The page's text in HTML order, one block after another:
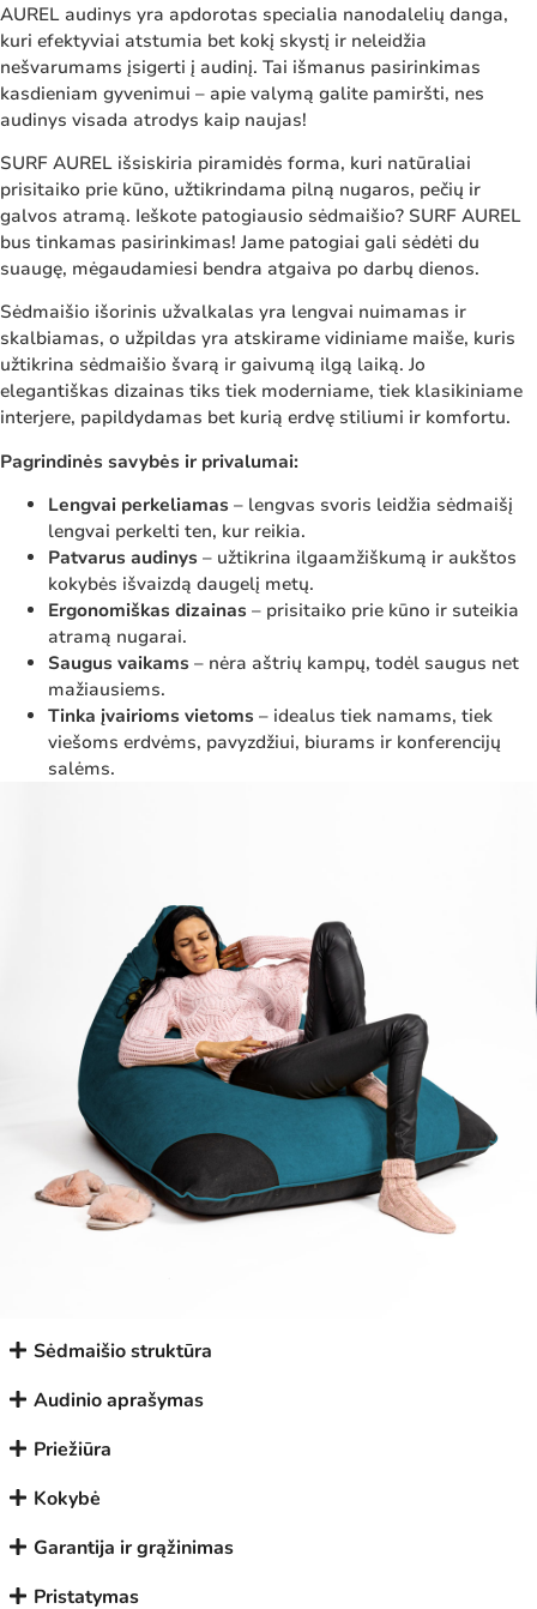
AUREL audinys yra apdorotas specialia nanodalelių danga,
kuri efektyviai atstumia bet kokį skystį ir neleidžia
nešvarumams įsigerti į audinį. Tai išmanus pasirinkimas
kasdieniam gyvenimui – apie valymą galite pamiršti, nes
audinys visada atrodys kaip naujas!
SURF AUREL išsiskiria piramidės forma, kuri natūraliai
prisitaiko prie kūno, užtikrindama pilną nugaros, pečių ir
galvos atramą. Ieškote patogiausio sėdmaišio? SURF AUREL
bus tinkamas pasirinkimas! Jame patogiai gali sėdėti du
suaugę, mėgaudamiesi bendra atgaiva po darbų dienos.
Sėdmaišio išorinis užvalkalas yra lengvai nuimamas ir
skalbiamas, o užpildas yra atskirame vidiniame maiše, kuris
užtikrina sėdmaišio švarą ir gaivumą ilgą laiką. Jo
elegantiškas dizainas tiks tiek moderniame, tiek klasikiniame
interjere, papildydamas bet kurią erdvę stiliumi ir komfortu.
Pagrindinės savybės ir privalumai:
Lengvai perkeliamas – lengvas svoris leidžia sėdmaišį
lengvai perkelti ten, kur reikia.
Patvarus audinys – užtikrina ilgaamžiškumą ir aukštos
kokybės išvaizdą daugelį metų.
Ergonomiškas dizainas – prisitaiko prie kūno ir suteikia
atramą nugarai.
Saugus vaikams – nėra aštrių kampų, todėl saugus net
mažiausiems.
Tinka įvairioms vietoms – idealus tiek namams, tiek
viešoms erdvėms, pavyzdžiui, biurams ir konferencijų
salėms.
Sėdmaišio struktūra
Audinio aprašymas
Priežiūra
Kokybė
Garantija ir grąžinimas
Pristatymas